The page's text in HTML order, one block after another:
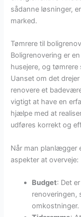
sådanne løsninger,
marked.
Tømrere til
Boligrenovering er
husejere, og
Uanset om det
renovere et
vigtigt at have en
hjælpe med at
udføres korrekt og
Når man planlægger
aspekter at overveje:
Budget: Det
renoveringen,
omkostninger.